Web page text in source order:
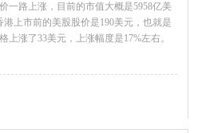
一路上涨，目前的市值大概是5958亿美
上市前的美股股价是190美元，也就是
涨了33美元，上涨幅度是17%左右。